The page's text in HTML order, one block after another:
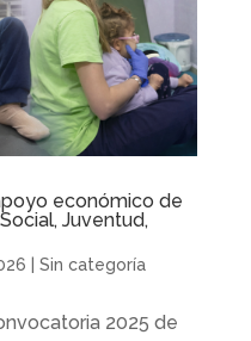
económico de
Juventud,
Sin categoría
2025 de